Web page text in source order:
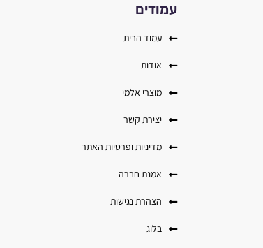
עמודים
עמוד הבית
אודות
מוצרי אלמי
יצירת קשר
מדיניות ופרטיות האתר
אמנת חברה
הצהרת נגישות
בלוג